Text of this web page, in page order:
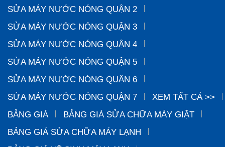
SỬA MÁY NƯỚC NÓNG QUẬN 2
SỬA MÁY NƯỚC NÓNG QUẬN 3
SỬA MÁY NƯỚC NÓNG QUẬN 4
SỬA MÁY NƯỚC NÓNG QUẬN 5
SỬA MÁY NƯỚC NÓNG QUẬN 6
SỬA MÁY NƯỚC NÓNG QUẬN 7
XEM TẤT CẢ >>
BẢNG GIÁ
BẢNG GIÁ SỬA CHỮA MÁY GIẶT
BẢNG GIÁ SỬA CHỮA MÁY LẠNH